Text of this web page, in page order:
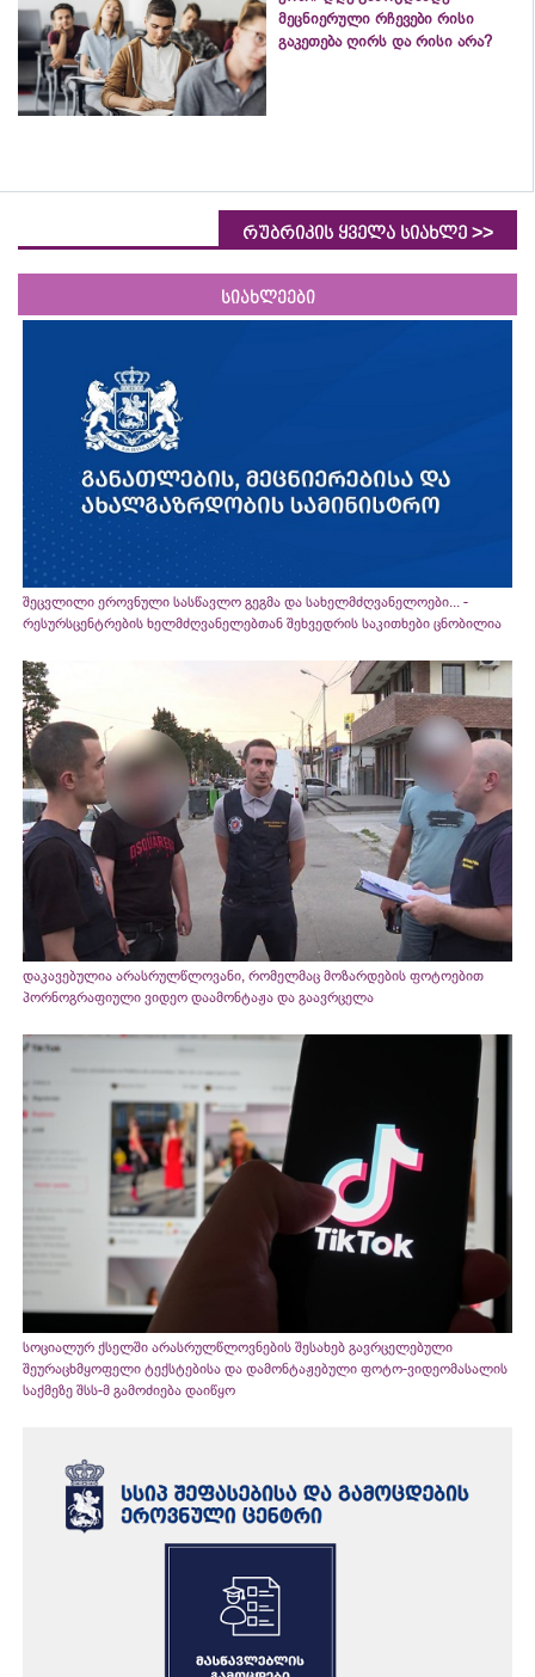
მეცნიერული რჩევები რისი
გაკეთება ღირს და რისი არა?
რუბრიკის ყველა სიახლე >>
სიახლეები
შეცვლილი ეროვნული სასწავლო გეგმა და სახელმძღვანელოები... -
რესურსცენტრების ხელმძღვანელებთან შეხვედრის საკითხები ცნობილია
დაკავებულია არასრულწლოვანი, რომელმაც მოზარდების ფოტოებით
პორნოგრაფიული ვიდეო დაამონტაჟა და გაავრცელა
სოციალურ ქსელში არასრულწლოვნების შესახებ გავრცელებული
შეურაცხმყოფელი ტექსტებისა და დამონტაჟებული ფოტო-ვიდეომასალის
საქმეზე შსს-მ გამოძიება დაიწყო